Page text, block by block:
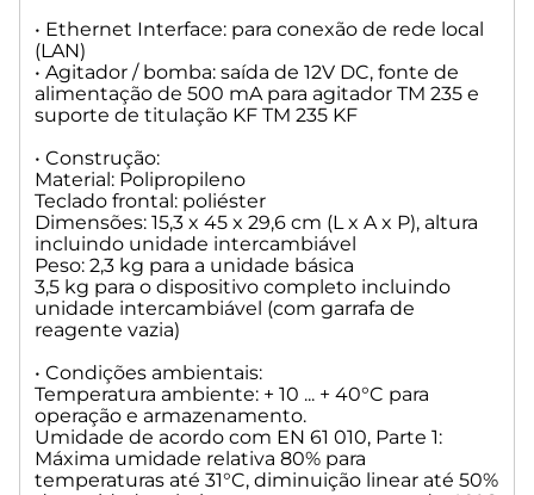
100% de volume [%]: ± 0,15
Reprodutibilidade [%]: 0,07
• WA 10
Volume (mL): 10,00
interno do cilindro de vidro: ± 0,005
Erro de dosagem de acordo com
100% de volume [%]: ± 0,15
Reprodutibilidade [%]: 0,05
• WA 20
Volume (mL): 20,00
Tolerâncias do diâmetro
interno do cilindro de vidro: ± 0,005
Erro de dosagem de acordo com
100% de volume [%]: ± 0,15
Reprodutibilidade [%]: 0,05
• WA 50
Volume (mL): 50,00
• Ethernet Interface: para conexão de rede local
(LAN)
• Agitador / bomba: saída de 12V DC, fonte de
alimentação de 500 mA para agitador TM 235 e
suporte de titulação KF TM 235 KF
• Construção:
Material: Polipropileno
Teclado frontal: poliéster
Dimensões: 15,3 x 45 x 29,6 cm (L x A x P), altura
incluindo unidade intercambiável
Peso: 2,3 kg para a unidade básica
3,5 kg para o dispositivo completo incluindo
unidade intercambiável (com garrafa de
reagente vazia)
• Condições ambientais:
Temperatura ambiente: + 10 ... + 40°C para
operação e armazenamento.
Umidade de acordo com EN 61 010, Parte 1:
Máxima umidade relativa 80% para
temperaturas até 31°C, diminuição linear até 50%